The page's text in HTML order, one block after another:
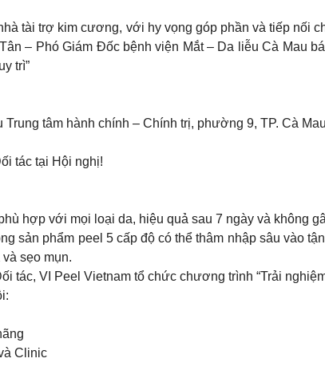
tài trợ kim cương, với hy vọng góp phần và tiếp nối
– Phó Giám Đốc bệnh viện Mắt – Da liễu Cà Mau
trì”
tâm hành chính – Chính trị, phường 9, TP. Cà Mau
tác tại Hội nghị!
hợp với mọi loại da, hiệu quả sau 7 ngày và không
sản phẩm peel 5 cấp độ có thể thâm nhập sâu vào
sẹo mụn.
tác, VI Peel Vietnam tổ chức chương trình “Trải
Clinic